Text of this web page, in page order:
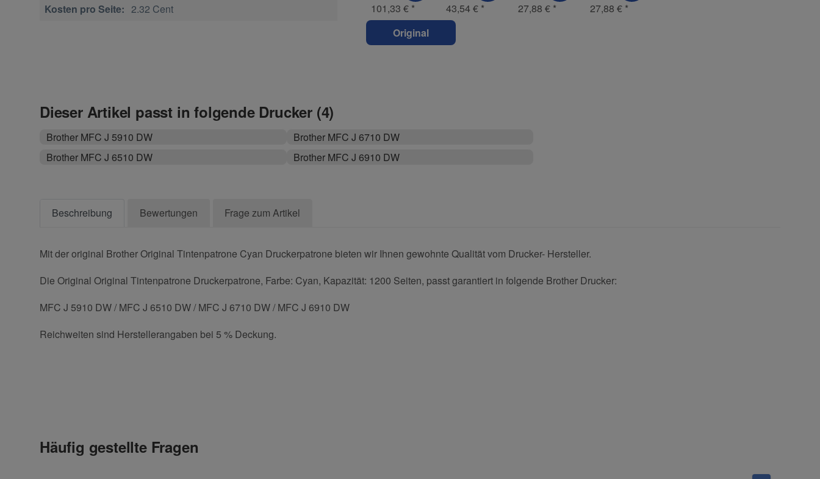
Kosten pro Seite: 2.32 Cent 101,33 € * 43,54 € * 27,88 € * 27,88 € *
Original
Dieser Artikel passt in folgende Drucker (4)
Brother MFC J 5910 DW
Brother MFC J 6510 DW
Brother MFC J 6710 DW
Brother MFC J 6910 DW
Beschreibung Bewertungen Frage zum Artikel
Mit der original Brother Original Tintenpatrone Cyan Druckerpatrone bieten wir Ihnen gewohnte Qualität vom Drucker- Hersteller.
Die Original Original Tintenpatrone Druckerpatrone, Farbe: Cyan, Kapazität: 1200 Seiten, passt garantiert in folgende Brother Drucker:
MFC J 5910 DW / MFC J 6510 DW / MFC J 6710 DW / MFC J 6910 DW
Reichweiten sind Herstellerangaben bei 5 % Deckung.
Häufig gestellte Fragen